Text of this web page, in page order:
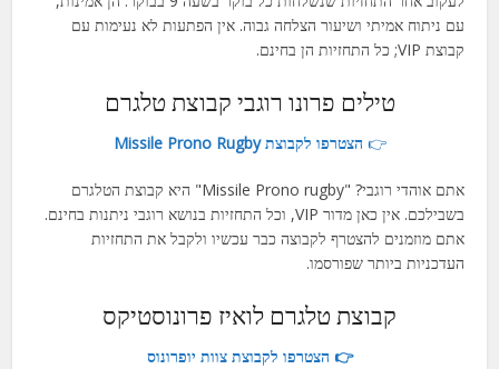
עם ניתוח אמיתי ושיעור הצלחה גבוה. אין הפתעות לא נעימות עם
קבוצת VIP; כל התחזיות הן בחינם.
טילים פרונו רוגבי קבוצת טלגרם
👉 הצטרפו לקבוצת Missile Prono Rugby
אתם אוהדי רוגבי? "Missile Prono rugby" היא קבוצת הטלגרם
בשבילכם. אין כאן מדור VIP, וכל התחזיות בנושא רוגבי ניתנות בחינם.
אתם מוזמנים להצטרף לקבוצה כבר עכשיו ולקבל את התחזיות
העדכניות ביותר שפורסמו.
קבוצת טלגרם לואיז פרונוסטיקס
👉 הצטרפו לקבוצת צוות יופרונוס